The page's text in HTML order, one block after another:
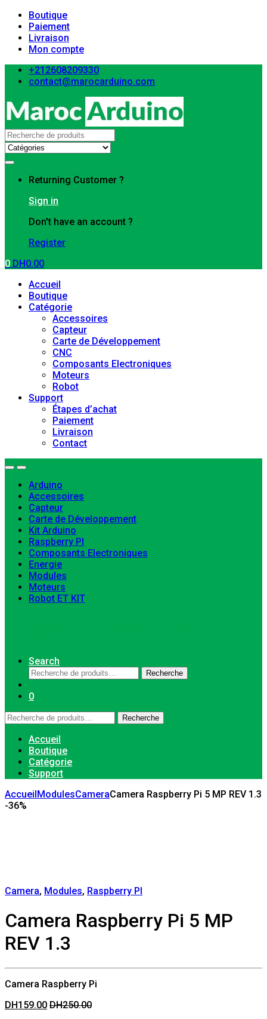
Boutique
Paiement
Livraison
Mon compte
+212608209330
contact@marocarduino.com
Search
for:
Returning Customer ?
Sign in
Don't have an account ?
Register
0 DH0.00
Accueil
Boutique
Catégorie
Accessoires
Capteur
Carte de Développement
CNC
Composants Electroniques
Moteurs
Robot
Support
Étapes d’achat
Paiement
Livraison
Contact
Arduino
Accessoires
Capteur
Carte de Développement
Kit Arduino
Raspberry PI
Composants Electroniques
Energie
Modules
Moteurs
Robot ET KIT
Search
Recherche
pour :
Recherche
0
Recherche
pour :
Recherche
Accueil
Boutique
Catégorie
Support
AccueilModulesCameraCamera Raspberry Pi 5 MP REV 1.3
-36%
Camera, Modules, Raspberry PI
Camera Raspberry Pi 5 MP
REV 1.3
Camera Raspberry Pi
DH159.00 DH250.00